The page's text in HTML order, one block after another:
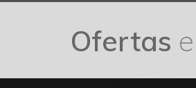
Ofertas